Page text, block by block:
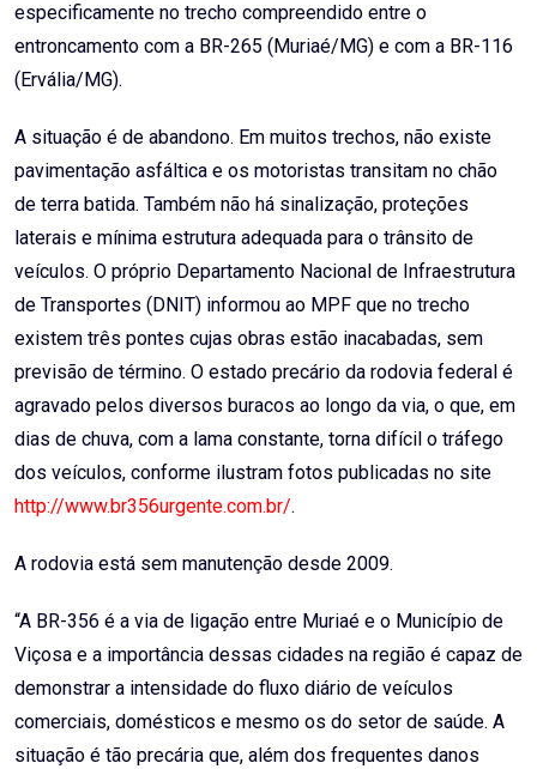
especificamente no trecho compreendido entre o
entroncamento com a BR-265 (Muriaé/MG) e com a BR-116
(Ervália/MG).
A situação é de abandono. Em muitos trechos, não existe
pavimentação asfáltica e os motoristas transitam no chão
de terra batida. Também não há sinalização, proteções
laterais e mínima estrutura adequada para o trânsito de
veículos. O próprio Departamento Nacional de Infraestrutura
de Transportes (DNIT) informou ao MPF que no trecho
existem três pontes cujas obras estão inacabadas, sem
previsão de término. O estado precário da rodovia federal é
agravado pelos diversos buracos ao longo da via, o que, em
dias de chuva, com a lama constante, torna difícil o tráfego
dos veículos, conforme ilustram fotos publicadas no site
http://www.br356urgente.com.br/.
A rodovia está sem manutenção desde 2009.
“A BR-356 é a via de ligação entre Muriaé e o Município de
Viçosa e a importância dessas cidades na região é capaz de
demonstrar a intensidade do fluxo diário de veículos
comerciais, domésticos e mesmo os do setor de saúde. A
situação é tão precária que, além dos frequentes danos